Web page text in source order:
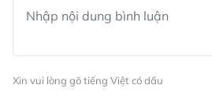
Xin vui lòng gõ tiếng Việt có dấu